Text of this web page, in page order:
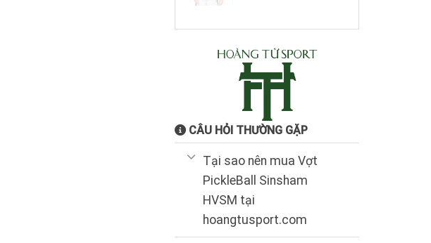
599.000₫.
CÂU HỎI THƯỜNG GẶP
Tại sao nên mua Vợt
PickleBall Sinsham
HVSM tại
hoangtusport.com